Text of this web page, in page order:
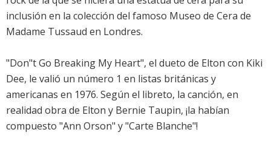
inclusión en la colección del famoso Museo de Cera de
Madame Tussaud en Londres.
"Don"t Go Breaking My Heart", el dueto de Elton con Kiki
Dee, le valió un número 1 en listas británicas y
americanas en 1976. Según el libreto, la canción, en
realidad obra de Elton y Bernie Taupin, ¡la habían
compuesto "Ann Orson" y "Carte Blanche"!